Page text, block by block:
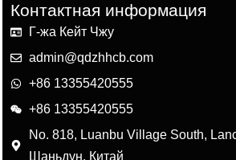
Контактная информация
Г-жа Кейт Чжу
admin@qdzhhcb.com
+86 13355420555
+86 13355420555
No. 818, Luanbu Village South,
Шаньдун, Китай